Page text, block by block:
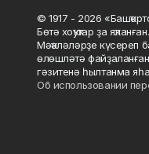
© 1917 - 2026
Бөтә хоҡуҡтар ҙа яҡланған.
Мәҡәләләрҙе күсереп
өлөшләтә
гәзитенә һылтанма
Об использовании